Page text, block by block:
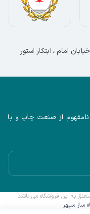
امام ، ابتکار استور
به این فروشگاه می باشد.
ساز سپهر